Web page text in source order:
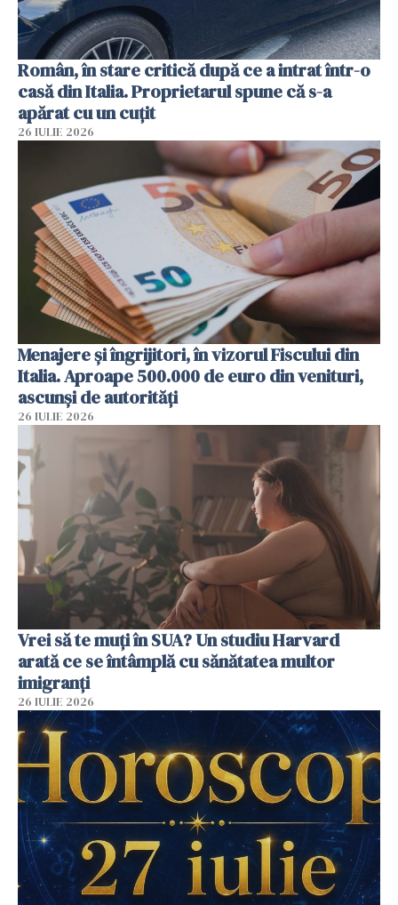
Român, în stare critică după ce a intrat într-o
casă din Italia. Proprietarul spune că s-a
apărat cu un cuțit
26 IULIE 2026
Menajere și îngrijitori, în vizorul Fiscului din
Italia. Aproape 500.000 de euro din venituri,
ascunși de autorități
26 IULIE 2026
Vrei să te muți în SUA? Un studiu Harvard
arată ce se întâmplă cu sănătatea multor
imigranți
26 IULIE 2026